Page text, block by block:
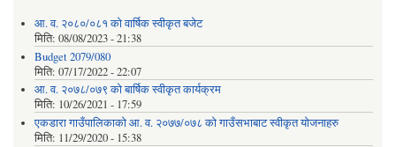
आ. व. २०८०/०८१ को वार्षिक स्वीकृत बजेट
मिति: 08/08/2023 - 21:38
Budget 2079/080
मिति: 07/17/2022 - 22:07
आ. व. २०७८/०७९ को बार्षिक स्वीकृत कार्यक्रम
मिति: 10/26/2021 - 17:59
एकडारा गाउँपालिकाको आ. व. २०७७/०७८ को गाउँसभाबाट स्वीकृत योजनाहरु
मिति: 11/29/2020 - 15:38